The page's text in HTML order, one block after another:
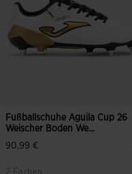
Fußballschuhe Aguila Cup 26
Weischer Boden We...
90,99 €